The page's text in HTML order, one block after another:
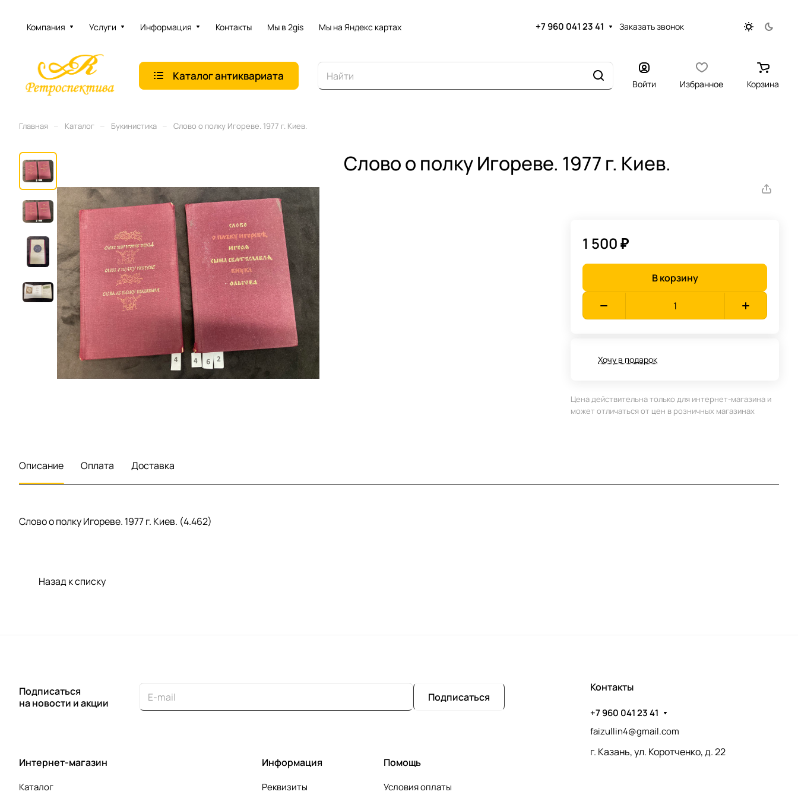
Компания Услуги Информация Контакты Мы в 2gis Мы на Яндекс картах +7 960 041 23 41 Заказать звонок
Каталог антиквариата
Войти Избранное Корзина
Главная Каталог Букинистика Слово о полку Игореве. 1977 г. Киев.
Слово о полку Игореве. 1977 г. Киев.
1 500 ₽
В корзину
Хочу в подарок
Цена действительна только для интернет-магазина и
может отличаться от цен в розничных магазинах
Описание Оплата Доставка
Слово о полку Игореве. 1977 г. Киев. (4.462)
Назад к списку
Подписаться
на новости и акции
Подписаться
Интернет-магазин
Каталог
Информация
Реквизиты
Помощь
Условия оплаты
Контакты
+7 960 041 23 41
faizullin4@gmail.com
г. Казань, ул. Коротченко, д. 22